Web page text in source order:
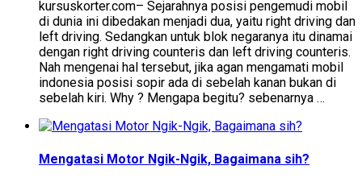
kursuskorter.com– Sejarahnya posisi pengemudi mobil
di dunia ini dibedakan menjadi dua, yaitu right driving dan
left driving. Sedangkan untuk blok negaranya itu dinamai
dengan right driving counteris dan left driving counteris.
Nah mengenai hal tersebut, jika agan mengamati mobil
indonesia posisi sopir ada di sebelah kanan bukan di
sebelah kiri. Why ? Mengapa begitu? sebenarnya …
Mengatasi Motor Ngik-Ngik, Bagaimana sih?